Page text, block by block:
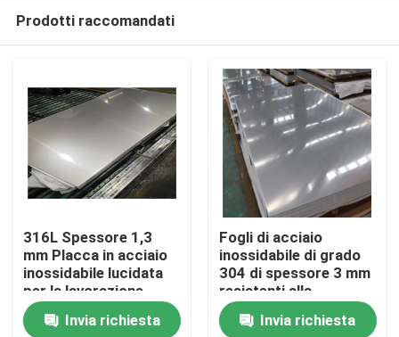
Prodotti raccomandati
316L Spessore 1,3
mm Placca in acciaio
inossidabile lucidata
per la lavorazione
alimentare
Invia richiesta
Fogli di acciaio
inossidabile di grado
304 di spessore 3 mm
resistenti alla
corrosione per uso
industrialeInvia richiesta